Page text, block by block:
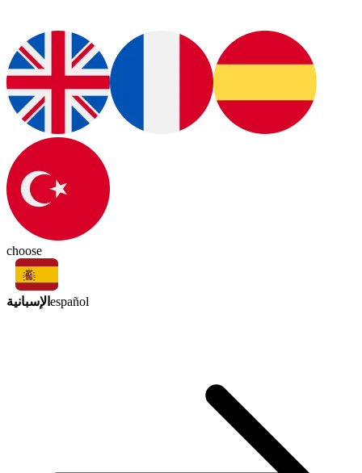
choose
الإسبانية español